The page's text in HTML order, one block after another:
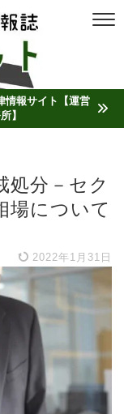
情報サイト【運営
】
処分－セク
場について
2022年1月31日